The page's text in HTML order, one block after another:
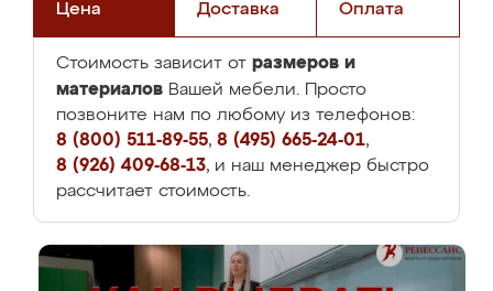
Цена Доставка Оплата
Стоимость зависит от размеров и
материалов Вашей мебели. Просто
позвоните нам по любому из телефонов:
8 (800) 511-89-55, 8 (495) 665-24-01,
8 (926) 409-68-13, и наш менеджер быстро
рассчитает стоимость.